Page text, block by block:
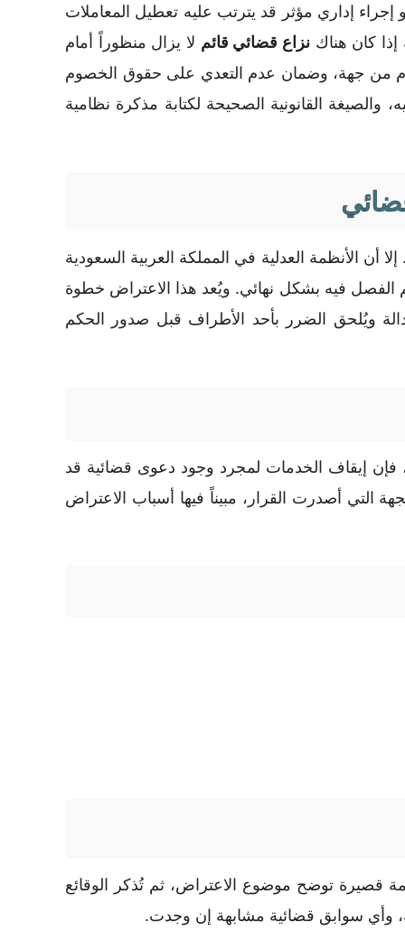
إجراء إداري مؤثر قد يترتب عليه تعطيل المعاملات
كان هناك نزاع قضائي قائم لا يزال منظوراً أمام
من جهة، وضمان عدم التعدي على حقوق الخصوم
القانونية الصحيحة لكتابة مذكرة نظامية
الأنظمة العدلية في المملكة العربية السعودية
الفصل فيه بشكل نهائي. ويُعد هذا الاعتراض خطوة
ويُلحق الضرر بأحد الأطراف قبل صدور الحكم
فإن إيقاف الخدمات لمجرد وجود دعوى قضائية قد
التي أصدرت القرار، مبيناً فيها أسباب الاعتراض
قصيرة توضح موضوع الاعتراض، ثم تُذكر الوقائع
وأي سوابق قضائية مشابهة إن وجدت.